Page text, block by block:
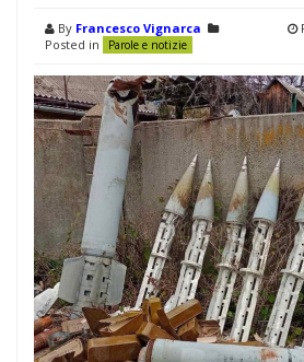
By Francesco Vignarca
Posted in
Parole e notizie